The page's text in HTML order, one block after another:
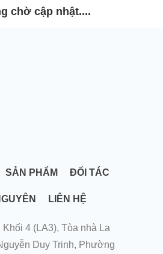
chờ cập nhật....
SẢN PHẨM ĐỐI TÁC
LIÊN HỆ
Khối 4 (LA3), Tòa nhà La
Duy Trinh, Phường